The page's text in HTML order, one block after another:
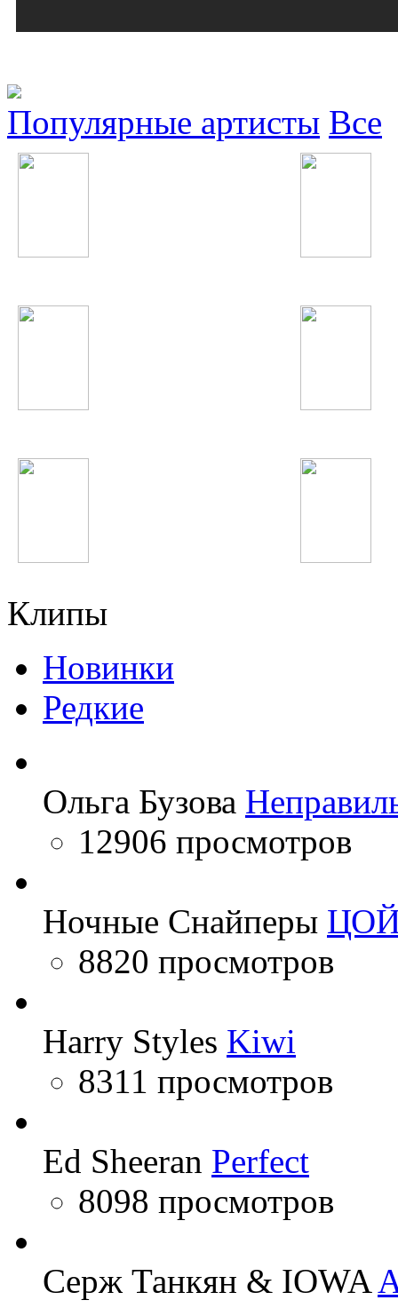
Популярные артисты Все
Клипы
Новинки
Редкие
Ольга Бузова
12906 просмотров
Ночные Снайперы
8820 просмотров
Harry Styles Kiwi
8311 просмотров
Ed Sheeran Perfect
8098 просмотров
Серж Танкян & IOWA